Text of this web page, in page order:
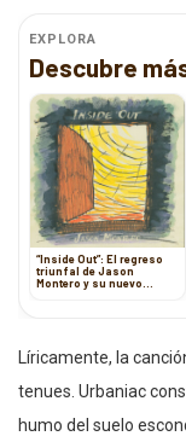
EXPLORA
Descubre
“Inside Out”: El regreso
triunfal de Jason
Montero y su nuevo
Líricamente, la
tenues. Urbaniac
humo del suelo